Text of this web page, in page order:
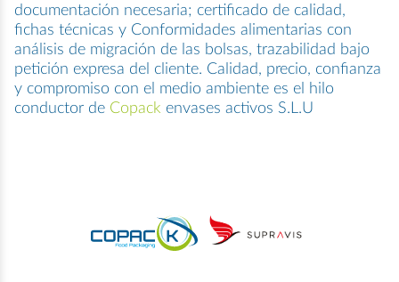
documentación necesaria; certificado de calidad,
fichas técnicas y Conformidades alimentarias con
análisis de migración de las bolsas, trazabilidad bajo
petición expresa del cliente. Calidad, precio, confianza
y compromiso con el medio ambiente es el hilo
conductor de Copack envases activos S.L.U